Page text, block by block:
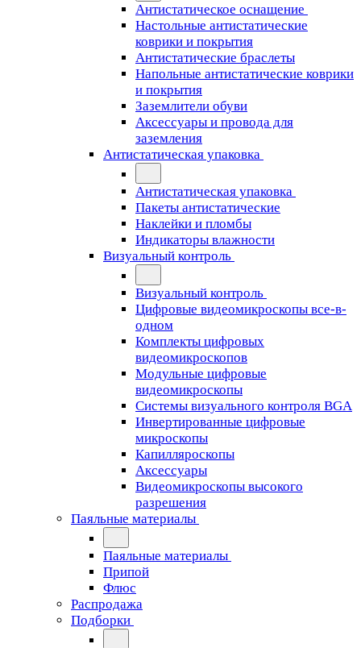
Антистатическое оснащение
Настольные антистатические
коврики и покрытия
Антистатические браслеты
Напольные антистатические коврики
и покрытия
Заземлители обуви
Аксессуары и провода для
заземления
Антистатическая упаковка
Антистатическая упаковка
Пакеты антистатические
Наклейки и пломбы
Индикаторы влажности
Визуальный контроль
Визуальный контроль
Цифровые видеомикроскопы все-в-
одном
Комплекты цифровых
видеомикроскопов
Модульные цифровые
видеомикроскопы
Cистемы визуального контроля BGA
Инвертированные цифровые
микроскопы
Капилляроскопы
Аксессуары
Видеомикроскопы высокого
разрешения
Паяльные материалы
Паяльные материалы
Припой
Флюс
Распродажа
Подборки